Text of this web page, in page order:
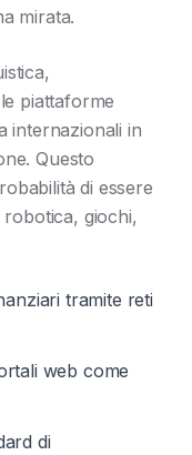
mirata.
piattaforme
internazionali in
Questo
di essere
giochi,
tramite reti
web come
di